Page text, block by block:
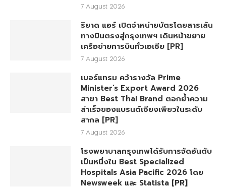
7 August 2026
ริยาด แอร์ เปิดจำหน่ายบัตรโดยสารเส้น
ทางบินตรงสู่กรุงเทพฯ เดินหน้าขยาย
เครือข่ายการบินทั่วเอเชีย [PR]
7 August 2026
เบอร์แทรม คว้ารางวัล Prime
Minister’s Export Award 2026
สาขา Best Thai Brand ตอกย้ำความ
สำเร็จของแบรนด์เซียงเพียวในระดับ
สากล [PR]
7 August 2026
โรงพยาบาลกรุงเทพได้รับการจัดอันดับ
เป็นหนึ่งใน Best Specialized
Hospitals Asia Pacific 2026 โดย
Newsweek และ Statista [PR]